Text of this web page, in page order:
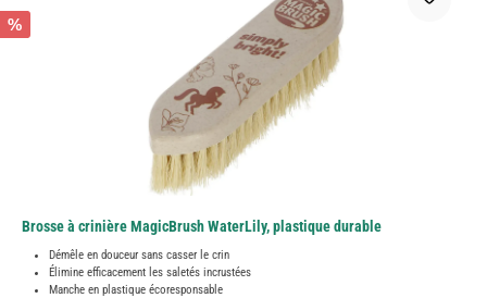
%
Brosse à crinière MagicBrush WaterLily, plastique durable
Démêle en douceur sans casser le crin
Élimine efficacement les saletés incrustées
Manche en plastique écoresponsable